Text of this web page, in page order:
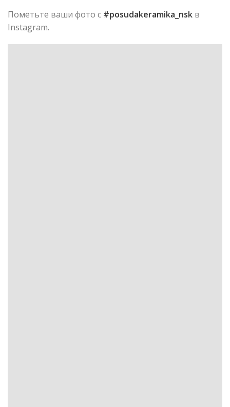
Пометьте ваши фото с #posudakeramika_nsk в
Instagram.